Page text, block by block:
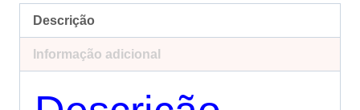
Descrição
Informação adicional